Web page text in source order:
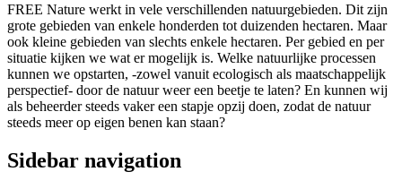
FREE Nature werkt in vele verschillenden natuurgebieden. Dit zijn
grote gebieden van enkele honderden tot duizenden hectaren. Maar
ook kleine gebieden van slechts enkele hectaren. Per gebied en per
situatie kijken we wat er mogelijk is. Welke natuurlijke processen
kunnen we opstarten, -zowel vanuit ecologisch als maatschappelijk
perspectief- door de natuur weer een beetje te laten? En kunnen wij
als beheerder steeds vaker een stapje opzij doen, zodat de natuur
steeds meer op eigen benen kan staan?
Sidebar navigation